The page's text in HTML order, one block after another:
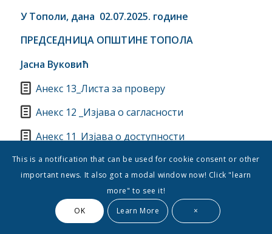
У Тополи, дана 02.07.2025. године
ПРЕДСЕДНИЦА ОПШТИНЕ ТОПОЛА
Јасна Вуковић
Анекс 13_Листа за проверу
Анекс 12 _Изјава о сагласности
Анекс 11_Изјава о доступности
Анекс 10_Образац биографије
Анекс 8_Изјава о непостојању двоструког
финансирања
This is a notification that can be used for cookie consent or other
important news. It also got a modal window now! Click "learn
more" to see it!
OK
Learn More ×